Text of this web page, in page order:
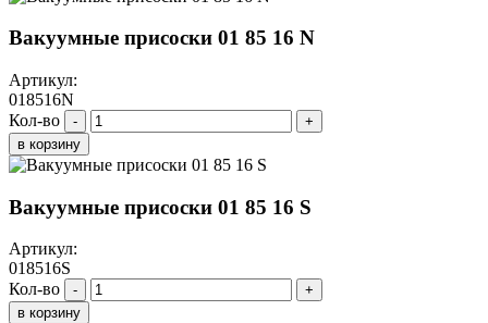
Вакуумные присоски 01 85 16 N
Артикул:
018516N
Кол-во
-
+
в корзину
Вакуумные присоски 01 85 16 S
Артикул:
018516S
Кол-во
-
+
в корзину